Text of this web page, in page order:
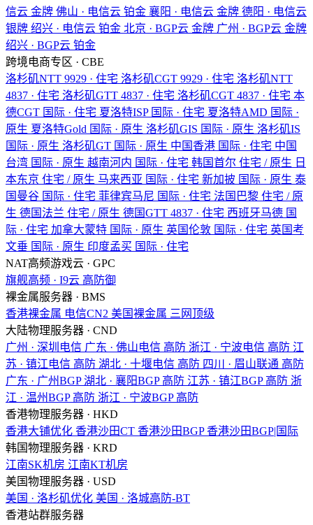
信云 金牌 佛山 · 电信云 铂金 襄阳 · 电信云 金牌 德阳 · 电信云
银牌 绍兴 · 电信云 铂金 北京 · BGP云 金牌 广州 · BGP云 金牌
绍兴 · BGP云 铂金
跨境电商专区 · CBE
洛杉矶NTT 9929 · 住宅 洛杉矶CGT 9929 · 住宅 洛杉矶NTT
4837 · 住宅 洛杉矶GTT 4837 · 住宅 洛杉矶CGT 4837 · 住宅 本
德CGT 国际 · 住宅 夏洛特ISP 国际 · 住宅 夏洛特AMD 国际 ·
原生 夏洛特Gold 国际 · 原生 洛杉矶GIS 国际 · 原生 洛杉矶IS
国际 · 原生 洛杉矶GT 国际 · 原生 中国香港 国际 · 住宅 中国
台湾 国际 · 原生 越南河内 国际 · 住宅 韩国首尔 住宅 / 原生 日
本东京 住宅 / 原生 马来西亚 国际 · 住宅 新加披 国际 · 原生 泰
国曼谷 国际 · 住宅 菲律宾马尼 国际 · 住宅 法国巴黎 住宅 / 原
生 德国法兰 住宅 / 原生 德国GTT 4837 · 住宅 西班牙马德 国
际 · 住宅 加拿大蒙特 国际 · 原生 英国伦敦 国际 · 住宅 英国考
文垂 国际 · 原生 印度孟买 国际 · 住宅
NAT高频游戏云 · GPC
旗舰高频 · I9云 高防御
裸金属服务器 · BMS
香港裸金属 电信CN2 美国裸金属 三网顶级
大陆物理服务器 · CND
广州 · 深圳电信 广东 · 佛山电信 高防 浙江 · 宁波电信 高防 江
苏 · 镇江电信 高防 湖北 · 十堰电信 高防 四川 · 眉山联通 高防
广东 · 广州BGP 湖北 · 襄阳BGP 高防 江苏 · 镇江BGP 高防 浙
江 · 温州BGP 高防 浙江 · 宁波BGP 高防
香港物理服务器 · HKD
香港大铺优化 香港沙田CT 香港沙田BGP 香港沙田BGP|国际
韩国物理服务器 · KRD
江南SK机房 江南KT机房
美国物理服务器 · USD
美国 · 洛杉矶优化 美国 · 洛城高防-BT
香港站群服务器